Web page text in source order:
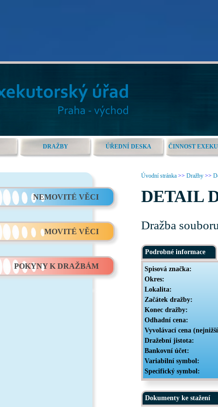
DRAŽBY ÚŘEDNÍ DESKA ČINNOST
NEMOVITÉ VĚCI
MOVITÉ VĚCI
POKYNY K DRAŽBÁM
Úvodní stránka >> Dražby >>
DETAIL
Dražba
Podrobné informace
Spisová značka:
Okres:
Lokalita:
Začátek dražby:
Konec dražby:
Odhadní cena:
Vyvolávací cena
Dražební jistota:
Bankovní účet:
Variabilní symbol:
Specifický symbol:
Dokumenty ke stažení